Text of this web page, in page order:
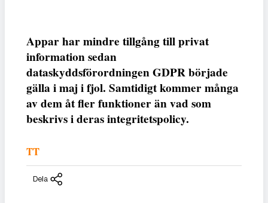
Appar har mindre tillgång till privat
information sedan
dataskyddsförordningen GDPR började
gälla i maj i fjol. Samtidigt kommer många
av dem åt fler funktioner än vad som
beskrivs i deras integritetspolicy.
TT
Dela